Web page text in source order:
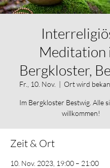
Meditation
Bergkloster,
Fr., 10. Nov.
  |
Ort wird
Im Bergkloster Bestwig. Alle
willkommen!
Zeit & Ort
10. Nov. 2023, 19:00 – 21:00